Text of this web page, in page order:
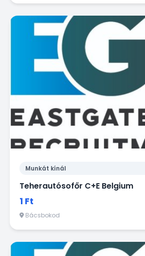
Munkát kínál
Teherautósofőr C+E Belgium
1 Ft
Bácsbokod